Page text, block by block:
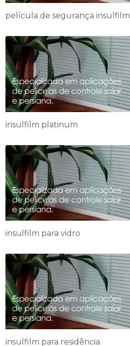
película de segurança insulfilm
insulfilm platinum
insulfilm para vidro
insulfilm para residência